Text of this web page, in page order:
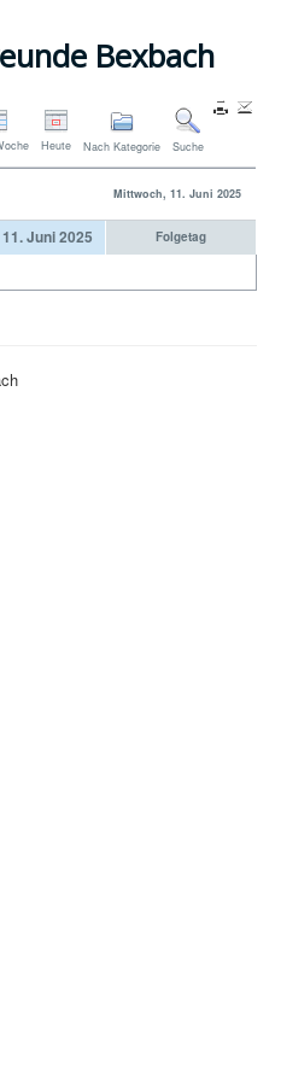
Bexbach
Heute Nach Kategorie Suche
Mittwoch, 11. Juni 2025
Juni 2025 Folgetag